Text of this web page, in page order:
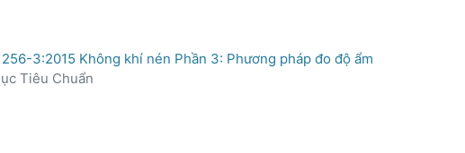
3:2015 Không khí nén Phần 3: Phương pháp đo độ ẩm
Tiêu Chuẩn